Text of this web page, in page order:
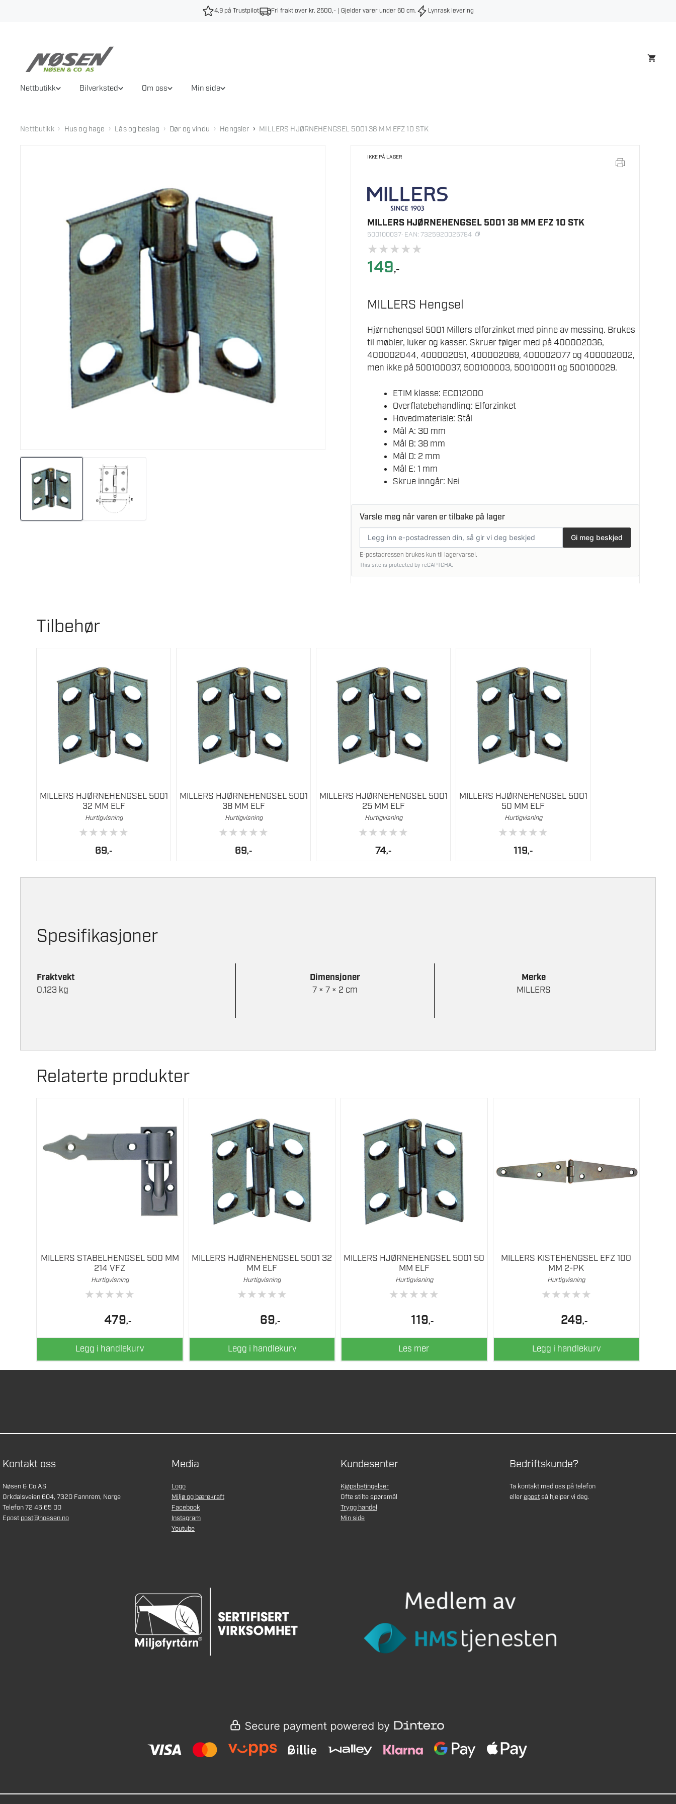
4.9 på Trustpilot Fri frakt over kr. 2500,- | Gjelder varer under 60 cm. Lynrask levering
Nettbutikk Bilverksted Om oss Min side
Nettbutikk › Hus og hage › Lås og beslag › Dør og vindu › Hengsler › MILLERS HJØRNEHENGSEL 5001 38 MM EFZ 10 STK
IKKE PÅ LAGER
MILLERS HJØRNEHENGSEL 5001 38 MM EFZ 10 STK
500100037· EAN: 7325920025784
★★★★★
149,-
MILLERS Hengsel
Hjørnehengsel 5001 Millers elforzinket med pinne av messing. Brukes
til møbler, luker og kasser. Skruer følger med på 400002036,
400002044, 400002051, 400002069, 400002077 og 400002002,
men ikke på 500100037, 500100003, 500100011 og 500100029.
ETIM klasse: EC012000
Overflatebehandling: Elforzinket
Hovedmateriale: Stål
Mål A: 30 mm
Mål B: 38 mm
Mål D: 2 mm
Mål E: 1 mm
Skrue inngår: Nei
Varsle meg når varen er tilbake på lager
postadresse
Gi meg beskjed
E-postadressen brukes kun til lagervarsel.
This site is protected by reCAPTCHA.
Tilbehør
MILLERS HJØRNEHENGSEL 5001
32 MM ELF
Hurtigvisning
★★★★★
69,-
MILLERS HJØRNEHENGSEL 5001
38 MM ELF
Hurtigvisning
★★★★★
69,-
MILLERS HJØRNEHENGSEL 5001
25 MM ELF
Hurtigvisning
★★★★★
74,-
MILLERS HJØRNEHENGSEL 5001
50 MM ELF
Hurtigvisning
★★★★★
119,-
Spesifikasjoner
Fraktvekt
0,123 kg
Dimensjoner
7 × 7 × 2 cm
Merke
MILLERS
Relaterte produkter
MILLERS STABELHENGSEL 500 MM
214 VFZ
Hurtigvisning
★★★★★
479,-
Legg i handlekurv
MILLERS HJØRNEHENGSEL 5001 32
MM ELF
Hurtigvisning
★★★★★
69,-
Legg i handlekurv
MILLERS HJØRNEHENGSEL 5001 50
MM ELF
Hurtigvisning
★★★★★
119,-
Les mer
MILLERS KISTEHENGSEL EFZ 100
MM 2-PK
Hurtigvisning
★★★★★
249,-
Legg i handlekurv
Kontakt oss
Nøsen & Co AS
Orkdalsveien 604, 7320 Fannrem, Norge
Telefon 72 46 65 00
Epost post@noesen.no
Media
Logo
Miljø og bærekraft
Facebook
Instagram
Youtube
Kundesenter
Kjøpsbetingelser
Ofte stilte spørsmål
Trygg handel
Min side
Bedriftskunde?
Ta kontakt med oss på telefon
ellerepostså hjelper vi deg.